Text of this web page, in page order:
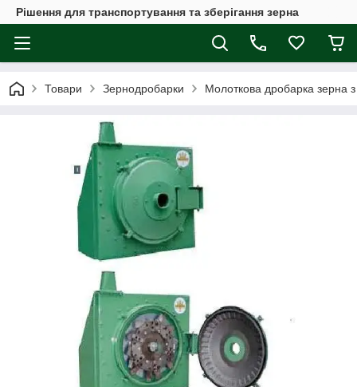
Рішення для транспортування та зберігання зерна
Товари Зернодробарки Молоткова дробарка зерна